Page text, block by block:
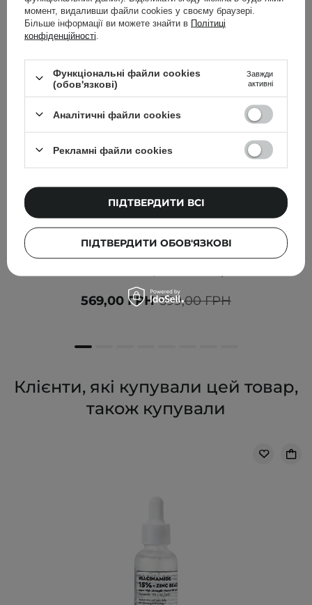
БЕСТСЕЛЕР
Beauty of Joseon - Relief Sun Aqua - Fresh : Rice + B5
599,00 ГРН
569,00 ГРН
Клієнти, які купували цей товар,
також купували
момент, видаливши файли cookies у своєму браузері.
Більше інформації ви можете знайти в Політиці
конфіденційності
Функціональні файли cookies
(обов'язкові)
Завжди
активні
Аналітичні файли cookies
Рекламні файли cookies
ПІДТВЕРДИТИ ОБОВ'ЯЗКОВІ
ПІДТВЕРДИТИ ВСІ